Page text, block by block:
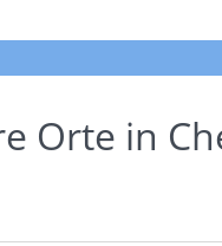
Orte in